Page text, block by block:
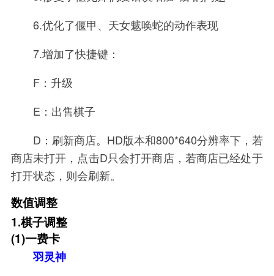
6.优化了偃甲、天女魃唤蛇的动作表现
7.增加了快捷键：
F：升级
E：出售棋子
D：刷新商店。HD版本和800*640分辨率下，若
商店未打开，点击D只会打开商店，若商店已经处于
打开状态，则会刷新。
数值调整
1.棋子调整
(1)一费卡
羽灵神